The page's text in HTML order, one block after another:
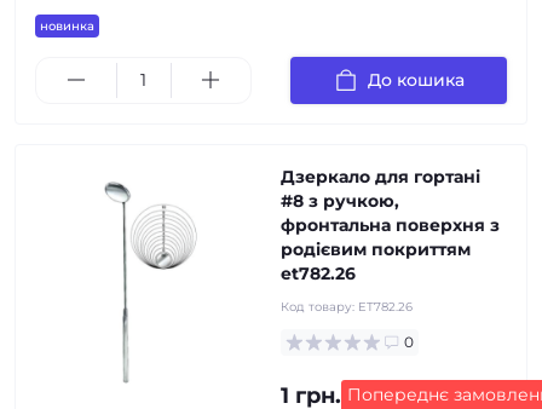
новинка
До кошика
Дзеркало для гортані
#8 з ручкою,
фронтальна поверхня з
родієвим покриттям
et782.26
Код товару: ET782.26
0
1 грн. Попереднє